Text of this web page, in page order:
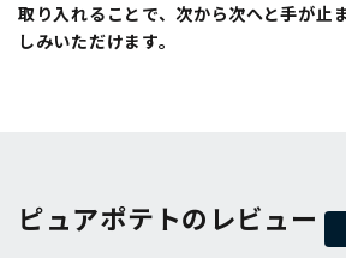
取り入れることで、次から次へと手が止
しみいただけます。
ピュアポテトのレビュー